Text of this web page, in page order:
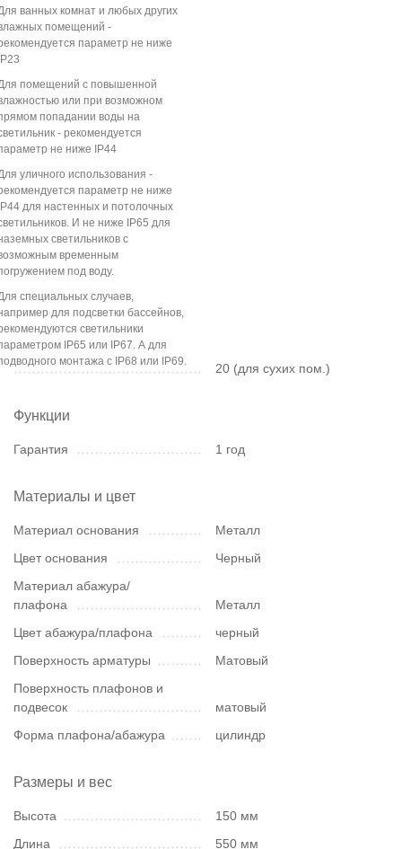
ванных комнат и любых других
помещений -
параметр не ниже
помещений с повышенной
или при возможном
попадании воды на
- рекомендуется
не ниже IP44
уличного использования -
параметр не ниже
для настенных и потолочных
И не ниже IP65 для
светильников с
временным
под воду.
специальных случаев,
для подсветки бассейнов,
светильники
IP65 или IP67. А для
монтажа с IP68 или IP69.
20 (для сухих пом.)
Функции
Гарантия 1 год
Материалы и цвет
Материал основания
Металл
Цвет основания
Черный
Материал абажура/
плафона
Металл
Цвет абажура/плафона
черный
Поверхность арматуры
Матовый
Поверхность плафонов и
подвесок
матовый
Форма плафона/абажура
цилиндр
Размеры и вес
Высота
150 мм
Длина
550 мм